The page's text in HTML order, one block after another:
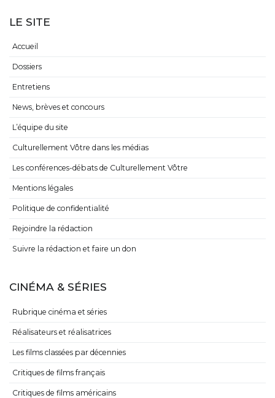
LE SITE
Accueil
Dossiers
Entretiens
News, brèves et concours
L’équipe du site
Culturellement Vôtre dans les médias
Les conférences-débats de Culturellement Vôtre
Mentions légales
Politique de confidentialité
Rejoindre la rédaction
Suivre la rédaction et faire un don
CINÉMA & SÉRIES
Rubrique cinéma et séries
Réalisateurs et réalisatrices
Les films classées par décennies
Critiques de films français
Critiques de films américains